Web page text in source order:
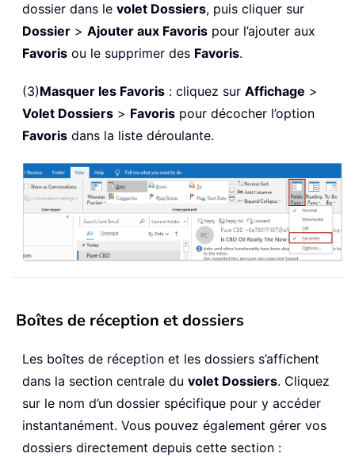
dossier dans le volet Dossiers, puis cliquer sur
Dossier > Ajouter aux Favoris pour l’ajouter aux
Favoris ou le supprimer des Favoris.
(3)Masquer les Favoris : cliquez sur Affichage >
Volet Dossiers > Favoris pour décocher l’option
Favoris dans la liste déroulante.
Boîtes de réception et dossiers
Les boîtes de réception et les dossiers s’affichent
dans la section centrale du volet Dossiers. Cliquez
sur le nom d’un dossier spécifique pour y accéder
instantanément. Vous pouvez également gérer vos
dossiers directement depuis cette section :